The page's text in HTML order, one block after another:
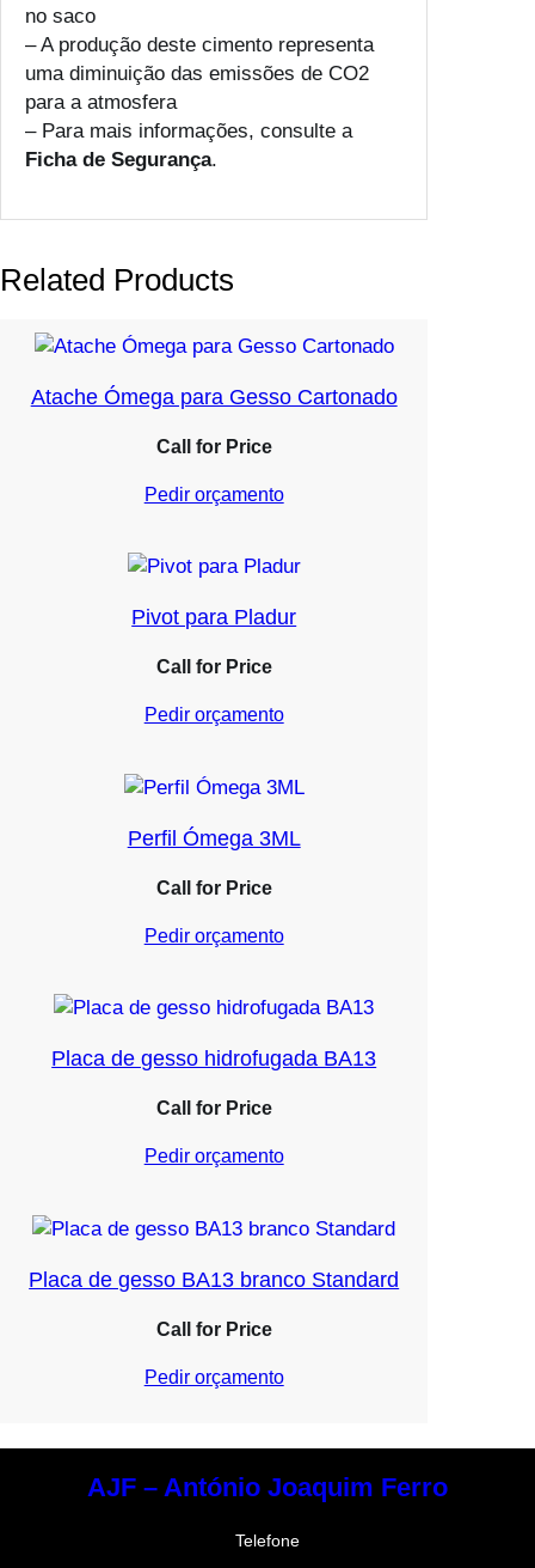
no saco
– A produção deste cimento representa
uma diminuição das emissões de CO2
para a atmosfera
– Para mais informações, consulte a
Ficha de Segurança.
Related Products
Atache Ómega para Gesso Cartonado
Call for Price
Pedir orçamento
Pivot para Pladur
Call for Price
Pedir orçamento
Perfil Ómega 3ML
Call for Price
Pedir orçamento
Placa de gesso hidrofugada BA13
Call for Price
Pedir orçamento
Placa de gesso BA13 branco Standard
Call for Price
Pedir orçamento
AJF – António Joaquim Ferro
Telefone